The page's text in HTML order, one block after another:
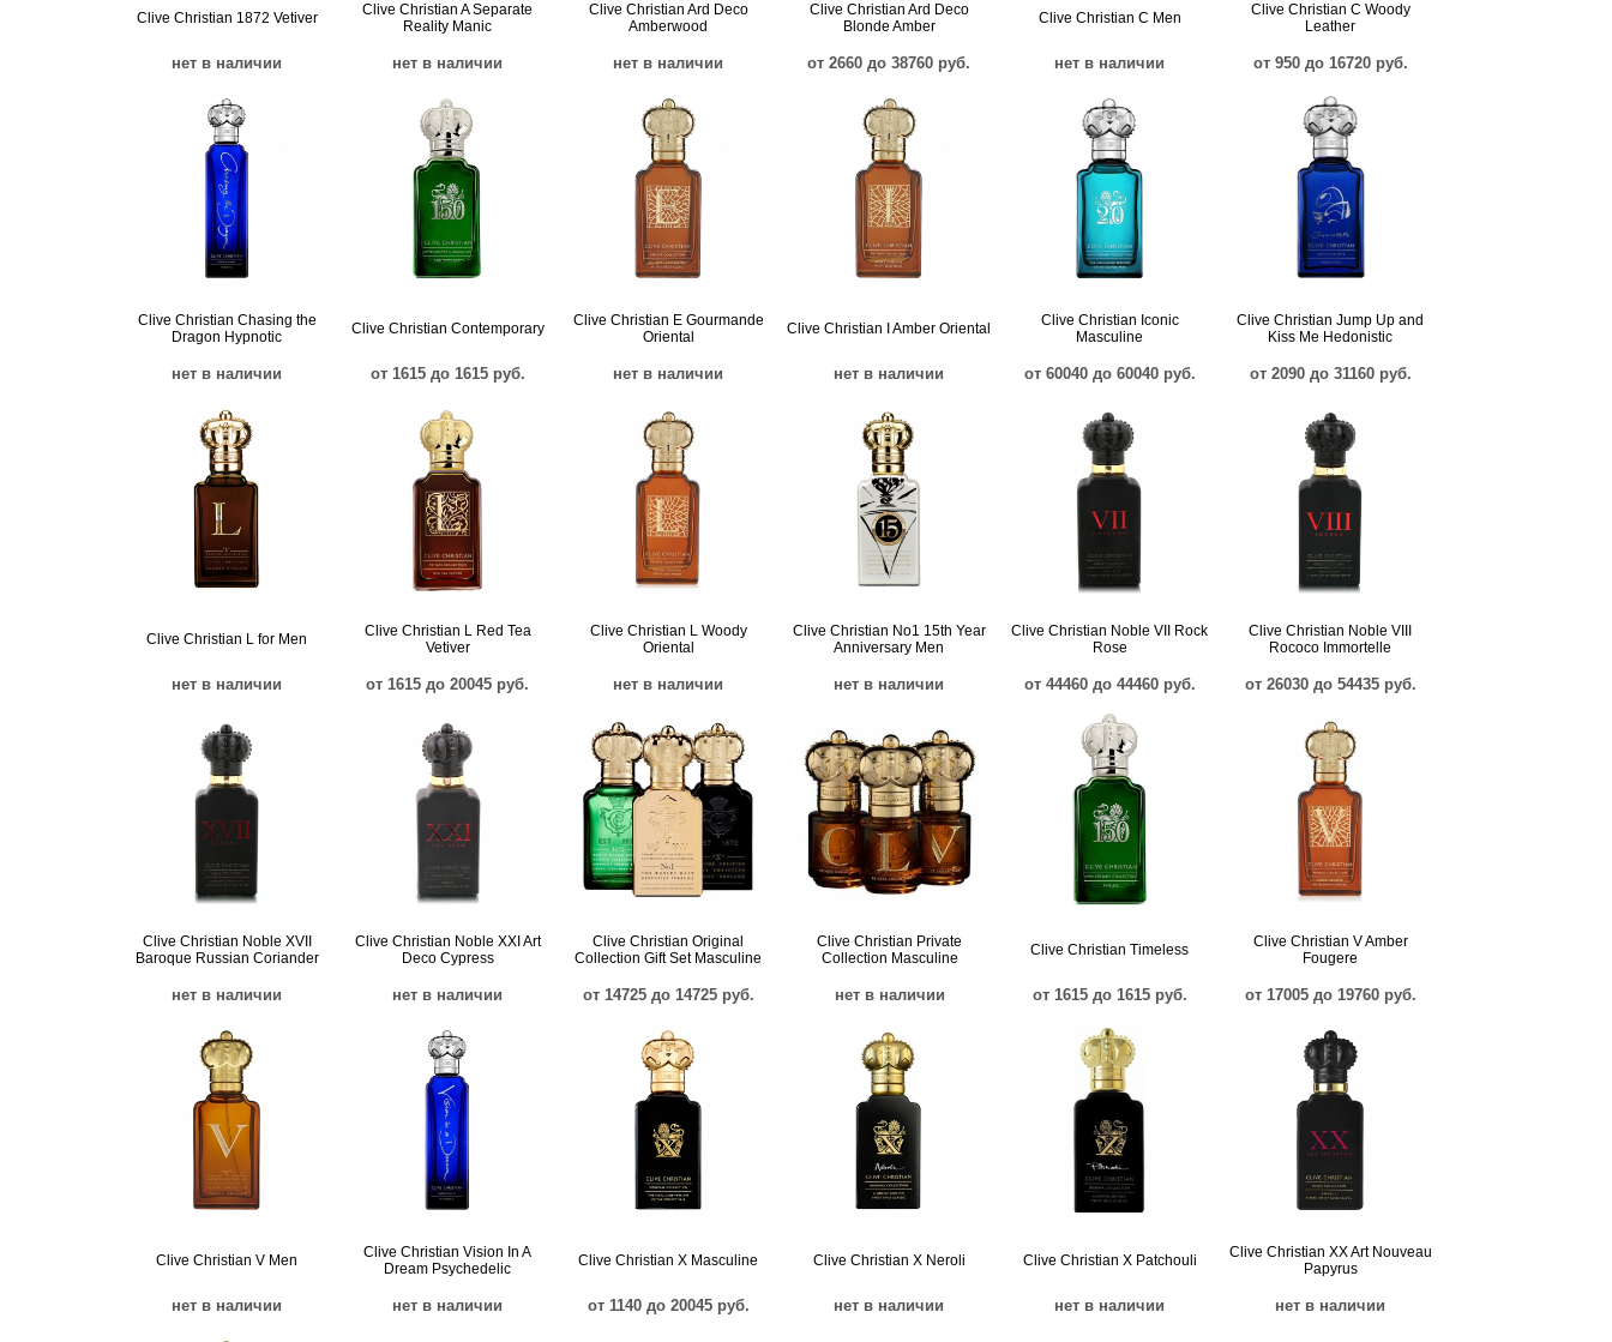
Clive Christian 1872 Vetiver
нет в наличии
Clive Christian A Separate
Reality Manic
нет в наличии
Clive Christian Ard Deco
Amberwood
нет в наличии
Clive Christian Ard Deco
Blonde Amber
от 2660 до 38760 руб.
Clive Christian C Men
нет в наличии
Clive Christian C Woody
Leather
от 950 до 16720 руб.
Clive Christian Chasing the
Dragon Hypnotic
нет в наличии
Clive Christian Contemporary
от 1615 до 1615 руб.
Clive Christian E Gourmande
Oriental
нет в наличии
Clive Christian I Amber Oriental
нет в наличии
Clive Christian Iconic
Masculine
от 60040 до 60040 руб.
Clive Christian Jump Up and
Kiss Me Hedonistic
от 2090 до 31160 руб.
Clive Christian L for Men
нет в наличии
Clive Christian L Red Tea
Vetiver
от 1615 до 20045 руб.
Clive Christian L Woody
Oriental
нет в наличии
Clive Christian No1 15th Year
Anniversary Men
нет в наличии
Clive Christian Noble VII Rock
Rose
от 44460 до 44460 руб.
Clive Christian Noble VIII
Rococo Immortelle
от 26030 до 54435 руб.
Clive Christian Noble XVII
Baroque Russian Coriander
нет в наличии
Clive Christian Noble XXI Art
Deco Cypress
нет в наличии
Clive Christian Original
Collection Gift Set Masculine
от 14725 до 14725 руб.
Clive Christian Private
Collection Masculine
нет в наличии
Clive Christian Timeless
от 1615 до 1615 руб.
Clive Christian V Amber
Fougere
от 17005 до 19760 руб.
Clive Christian V Men
нет в наличии
Clive Christian Vision In A
Dream Psychedelic
нет в наличии
Clive Christian X Masculine
от 1140 до 20045 руб.
Clive Christian X Neroli
нет в наличии
Clive Christian X Patchouli
нет в наличии
Clive Christian XX Art Nouveau
Papyrus
нет в наличии